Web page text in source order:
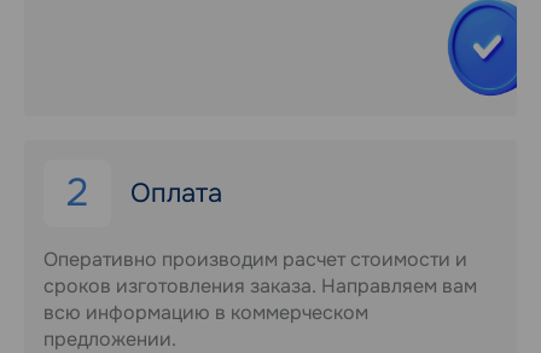
2 Оплата
Оперативно производим расчет стоимости и
сроков изготовления заказа. Направляем вам
всю информацию в коммерческом
предложении.